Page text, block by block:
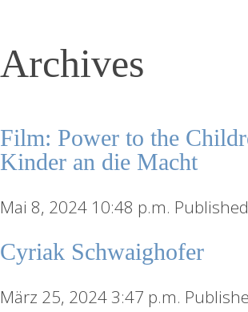
Archives
Film: Power to the
Kinder an die Macht
Mai 8, 2024 10:48 p.m.
Cyriak Schwaighofer
März 25, 2024 3:47 p.m.